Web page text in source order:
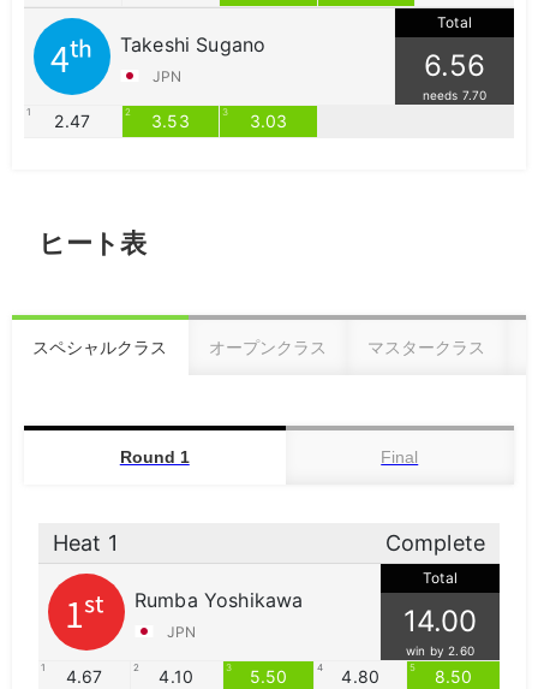
ヒート表
スペシャルクラス オープンクラス マスタークラス
Round 1 Final